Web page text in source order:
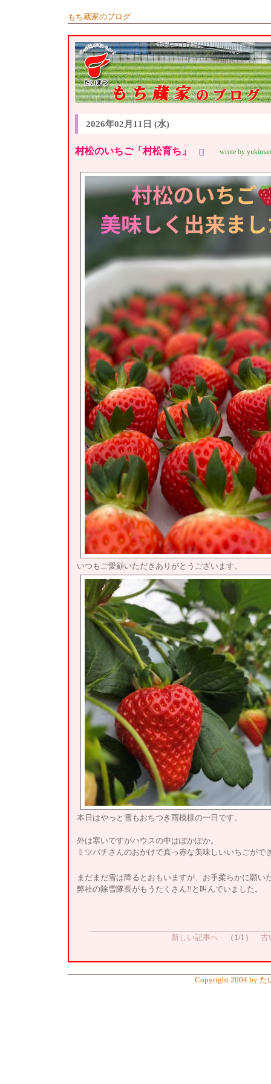
もち蔵家のブログ
2026年02月11日 (水)
村松のいちご「村松育ち」 [] wrote by
いつもご愛顧いただきありがとうございます。
本日はやっと雪もおちつき雨模様の一日です。
外は寒いですがハウスの中はぽかぽか。
ミツバチさんのおかけで真っ赤な美味しいいちごがで
まだまだ雪は降るとおもいますが、お手柔らかに願い
弊社の除雪隊長がもうたくさん!!と叫んでいました。
新しい記事へ （1/1） 古
Copyright 2004 by た